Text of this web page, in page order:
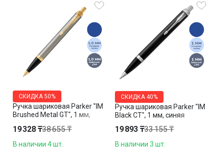
Ручка шариковая Parker "IM
Brushed Metal GT", 1 мм,
СКИДКА 50%
19 328 ₸38 655 ₸
В наличии 4 шт.
Ручка шариковая Parker "IM
Black СT", 1 мм, синяя
СКИДКА 40%
19 893 ₸33 155 ₸
В наличии 3 шт.